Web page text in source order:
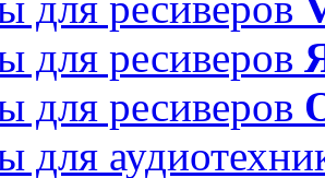
для ресиверов
для ресиверов
для